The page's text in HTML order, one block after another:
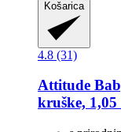
Košarica
4.8 (31)
Attitude
kruške, 1,05